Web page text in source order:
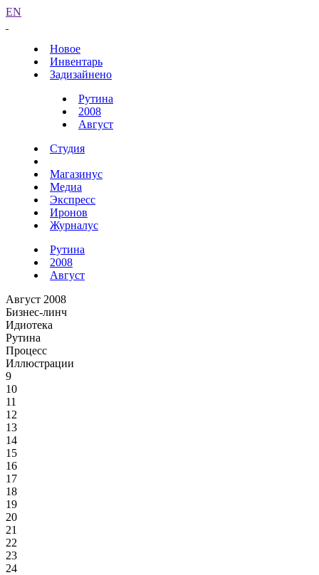
EN
Новое
Инвентарь
Задизайнено
Рутина
2008
Август
Студия
Магазинус
Медиа
Экспресс
Иронов
Журналус
Рутина
2008
Август
Август 2008
Бизнес-линч
Идиотека
Рутина
Процесс
Иллюстрации
9
10
11
12
13
14
15
16
17
18
19
20
21
22
23
24